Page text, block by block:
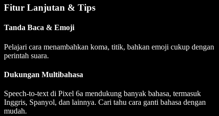
Fitur Lanjutan & Tips
Tanda Baca & Emoji
Pelajari cara menambahkan koma, titik, bahkan emoji cukup dengan
perintah suara.
Dukungan Multibahasa
Speech-to-text di Pixel 6a mendukung banyak bahasa, termasuk
Inggris, Spanyol, dan lainnya. Cari tahu cara ganti bahasa dengan
mudah.